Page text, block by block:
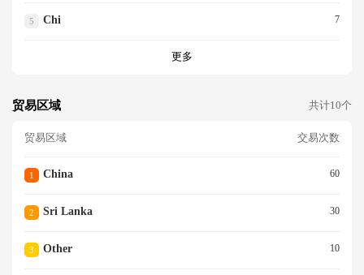
5 Chi 7
更多
贸易区域 共计10个
贸易区域 交易次数
1 China 60
2 Sri Lanka 30
3 Other 10